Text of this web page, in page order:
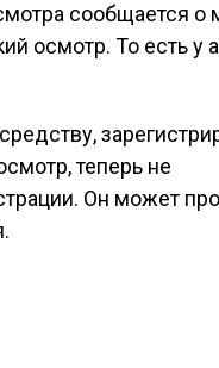
сообщается о
осмотр. То есть у
теперь не
Он может